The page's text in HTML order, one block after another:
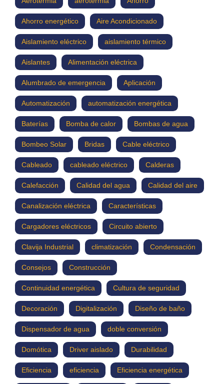
Ahorro energético Aire Acondicionado
Aislamiento eléctrico aislamiento térmico
Aislantes Alimentación eléctrica
Alumbrado de emergencia Aplicación
Automatización automatización energética
Baterías Bomba de calor Bombas de agua
Bombeo Solar Bridas Cable eléctrico
Cableado cableado eléctrico Calderas
Calefacción Calidad del agua Calidad del aire
Canalización eléctrica Características
Cargadores eléctricos Circuito abierto
Clavija Industrial climatización Condensación
Consejos Construcción
Continuidad energética Cultura de seguridad
Decoración Digitalización Diseño de baño
Dispensador de agua doble conversión
Domótica Driver aislado Durabilidad
Eficiencia eficiencia Eficiencia energética